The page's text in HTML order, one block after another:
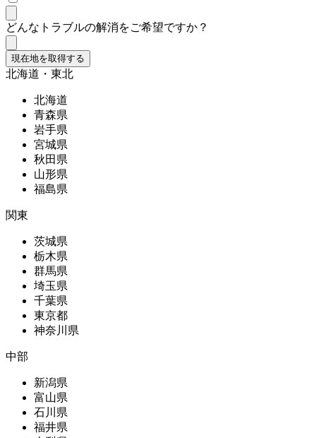
どんなトラブルの解消をご希望ですか？
現在地を取得する
北海道・東北
北海道
青森県
岩手県
宮城県
秋田県
山形県
福島県
関東
茨城県
栃木県
群馬県
埼玉県
千葉県
東京都
神奈川県
中部
新潟県
富山県
石川県
福井県